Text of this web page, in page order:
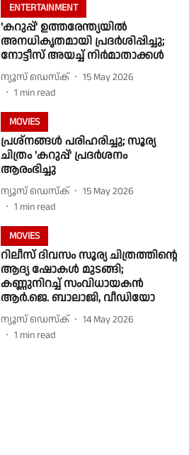
ENTERTAINMENT
'കറുപ്പ്' ഉത്തരേന്ത്യയിൽ
അനധികൃതമായി പ്രദർശിപ്പിച്ചു;
നോട്ടീസ് അയച്ച് നിർമാതാക്കൾ
ന്യൂസ് ഡെസ്ക്
15 May 2026
1 min read
MOVIES
പ്രശ്നങ്ങൾ പരിഹരിച്ചു; സൂര്യ
ചിത്രം 'കറുപ്പ്' പ്രദർശനം
ആരംഭിച്ചു
ന്യൂസ് ഡെസ്ക്
15 May 2026
1 min read
MOVIES
റിലീസ് ദിവസം സൂര്യ ചിത്രത്തിൻ്റെ
ആദ്യ ഷോകൾ മുടങ്ങി;
കണ്ണുനിറച്ച് സംവിധായകൻ
ആര്‍.ജെ. ബാലാജി, വീഡിയോ
ന്യൂസ് ഡെസ്ക്
14 May 2026
1 min read